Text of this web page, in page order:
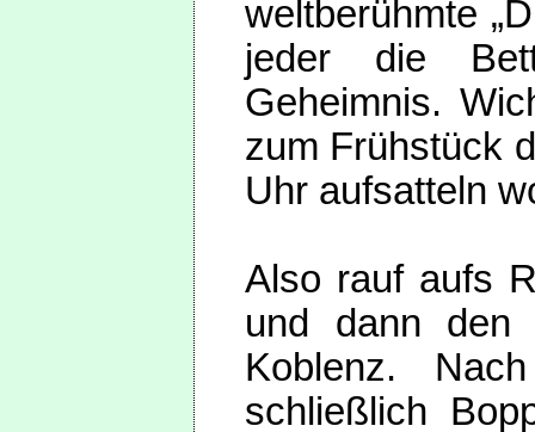
weltberühmte
jeder die
Geheimnis.
zum Frühstück
Uhr aufsatteln
Also rauf aufs
und dann den
Koblenz.
schließlich